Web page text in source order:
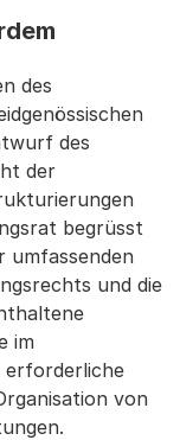
des
des
der
begrüsst
umfassenden
und die
im
erforderliche
von